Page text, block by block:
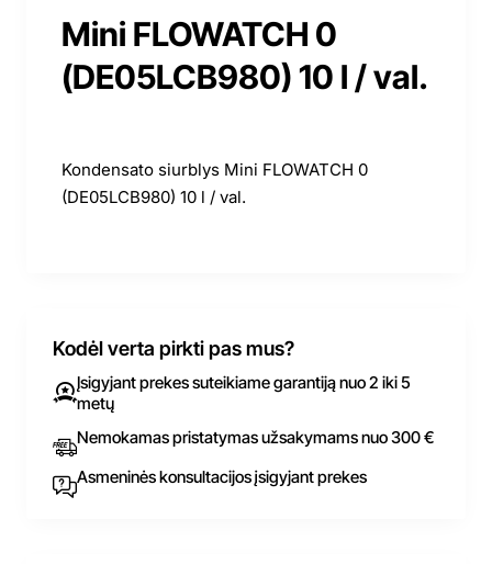
Mini FLOWATCH 0
(DE05LCB980) 10 l / val.
Kondensato siurblys Mini FLOWATCH 0
(DE05LCB980) 10 l / val.
Kodėl verta pirkti pas mus?
Įsigyjant prekes suteikiame garantiją nuo 2 iki 5
metų
Nemokamas pristatymas užsakymams nuo 300 €
Asmeninės konsultacijos įsigyjant prekes